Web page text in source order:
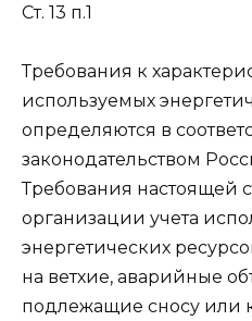
Ст. 13 п.1
Требования к
используемых
определяются в
законодательством
Требования настоящей
организации учета
энергетических
на ветхие, аварийные
подлежащие сносу или